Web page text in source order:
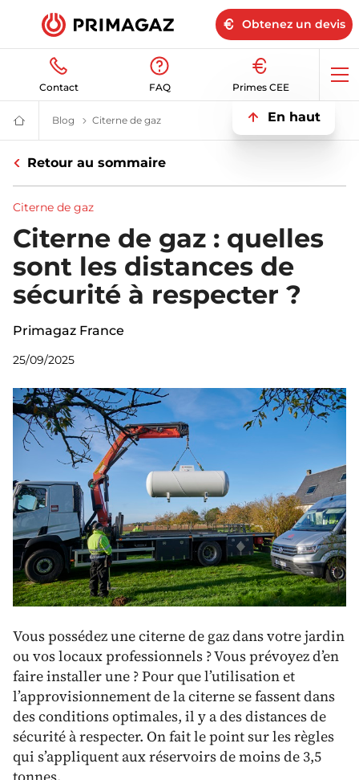
Obtenez un devis
Contact FAQ Primes CEE
En haut
Fournisseur
gaz
et
:
citerne,
bouteille,
GPL
|
Primagaz
Blog Blog | Primagaz
Citerne de gaz Citerne de gaz | Blog | Primagaz
Retour au sommaire
Citerne de gaz
Citerne de gaz : quelles
sont les distances de
sécurité à respecter ?
Primagaz France
25/09/2025
Vous possédez une citerne de gaz dans votre jardin
ou vos locaux professionnels ? Vous prévoyez d’en
faire installer une ? Pour que l’utilisation et
l’approvisionnement de la citerne se fassent dans
des conditions optimales, il y a des distances de
sécurité à respecter. On fait le point sur les règles
qui s’appliquent aux réservoirs de moins de 3,5